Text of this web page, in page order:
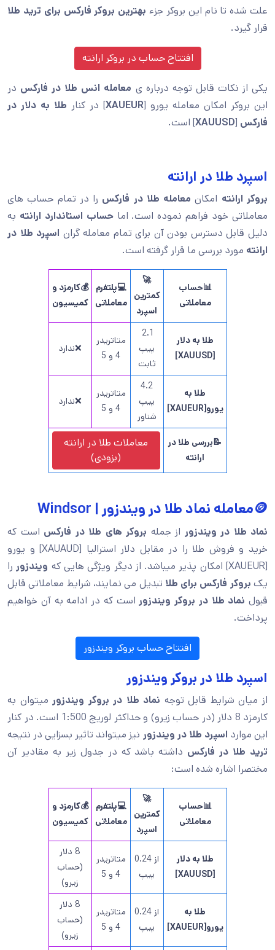
علت شده تا نام این بروکر جزء بهترین بروکر فارکس برای ترید طلا
قرار گیرد.
افتتاح حساب در بروکر ارانته
یکی از نکات قابل توجه درباره ی معامله انس طلا در فارکس در
این بروکر امکان معامله یورو [XAUEUR] در کنار طلا به دلار در
فارکس [
XAUUSD] است.
اسپرد طلا در ارانته
بروکر ارانته امکان معامله طلا در فارکس را در تمام حساب های
معاملاتی خود فراهم نموده است. اماحساب استاندارد ارانته به
دلیل قابل دسترس بودن آن برای تمام معامله گران اسپرد طلا در
ارانته مورد بررسی ما قرار گرفته است.
📊حساب
معاملاتی
🚀
کمترین
اسپرد
💻پلتفرم
معاملاتی
💰کارمزد و
کمیسیون
طلا به دلار
[XAUUSD]
پیپ
ثابت
متاتریدر
4 و 5
❌ندارد
طلا به
یورو[XAUEUR]
4.2
پیپ
شناور
متاتریدر
4 و 5
❌ندارد
📝بررسی طلا در
ارانته
معاملات طلا در ارانته
(بزودی)
🪙معامله نماد طلا در ویندزور | Windsor
نماد طلا در ویندزور از جمله بروکر های طلا در فارکس است که
خرید و فروش طلا را در مقابل دلار استرالیا [XAUAUD] و یورو
[XAUEUR] امکان پذیر میباشد. از دیگر ویژگی هایی که
ویندزوررا
یکبروکر فارکس برای طلا تبدیل می نمایند، شرایط معاملاتی قابل
قبول نماد طلا در بروکر ویندزوراست که در ادامه به آن خواهیم
پرداخت.
افتتاح حساب بروکر ویندزور
اسپرد طلا در بروکر ویندزور
از میان شرایط قابل توجه نماد طلا در بروکر ویندزورمیتوان به
کارمزد 8 دلار (در حساب زیرو) و حداکثر لوریج 1:500 است. در کنار
این موارد اسپرد طلا در ویندزور نیز میتواند تاثیر بسزایی در نتیجه
ترید طلا در فارکس داشته باشد که در جدول زیر به مقادیر آن
مختصرا اشاره شده است:
📊حساب
معاملاتی
🚀
کمترین
اسپرد
💻پلتفرم
معاملاتی
💰کارمزد و
کمیسیون
طلا به دلار
[XAUUSD]
از 0.24
پیپ
متاتریدر
4 و 5
8 دلار
(حساب
زیرو)
طلا به
یورو[XAUEUR]
از 0.24
پیپ
متاتریدر
4 و 5
8 دلار
(حساب
زیرو)